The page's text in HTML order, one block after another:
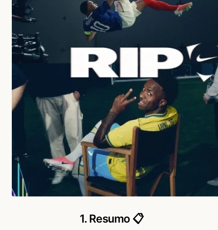
1. Resumo 📋